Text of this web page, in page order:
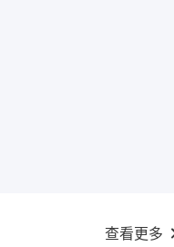
查看更多